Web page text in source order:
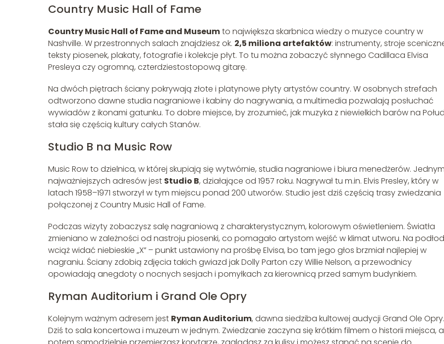
Country Music Hall of Fame
Country Music Hall of Fame and Museumto największa skarbnica wiedzy o muzyce country w
Nashville. W przestronnych salach znajdziesz ok. 2,5 miliona artefaktów: instrumenty, stroje
teksty piosenek, plakaty, fotografie i kolekcje płyt. To tu można zobaczyć słynnego Cadillaca Elvisa
Presleya czy ogromną, czterdziestostopową gitarę.
Na dwóch piętrach ściany pokrywają złote i platynowe płyty artystów country. W osobnych strefach
odtworzono dawne studia nagraniowe i kabiny do nagrywania, a multimedia pozwalają posłuchać
wywiadów z ikonami gatunku. To dobre miejsce, by zrozumieć, jak muzyka z niewielkich barów na
stała się częścią kultury całych Stanów.
Studio B na Music Row
Music Row to dzielnica, w której skupiają się wytwórnie, studia nagraniowe i biura menedżerów.
najważniejszych adresów jest Studio B, działające od 1957 roku. Nagrywał tu m.in. Elvis Presley, który w
latach 1958–1971 stworzył w tym miejscu ponad 200 utworów. Studio jest dziś częścią trasy zwiedzania
połączonej z Country Music Hall of Fame.
Podczas wizyty zobaczysz salę nagraniową z charakterystycznym, kolorowym oświetleniem. Światła
zmieniano w zależności od nastroju piosenki, co pomagało artystom wejść w klimat utworu. Na
wciąż widać niebieskie „X” – punkt ustawiony na prośbę Elvisa, bo tam jego głos brzmiał najlepiej w
nagraniu. Ściany zdobią zdjęcia takich gwiazd jak Dolly Parton czy Willie Nelson, a przewodnicy
opowiadają anegdoty o nocnych sesjach i pomyłkach za kierownicą przed samym budynkiem.
Ryman Auditorium i Grand Ole Opry
Kolejnym ważnym adresem jest Ryman Auditorium, dawna siedziba kultowej audycji Grand Ole Opry.
Dziś to sala koncertowa i muzeum w jednym. Zwiedzanie zaczyna się krótkim filmem o historii miejsca, a